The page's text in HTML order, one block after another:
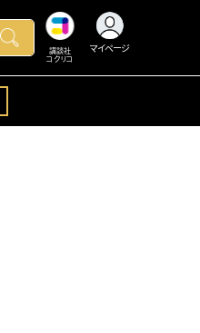
講談社
コクリコ
マイページ